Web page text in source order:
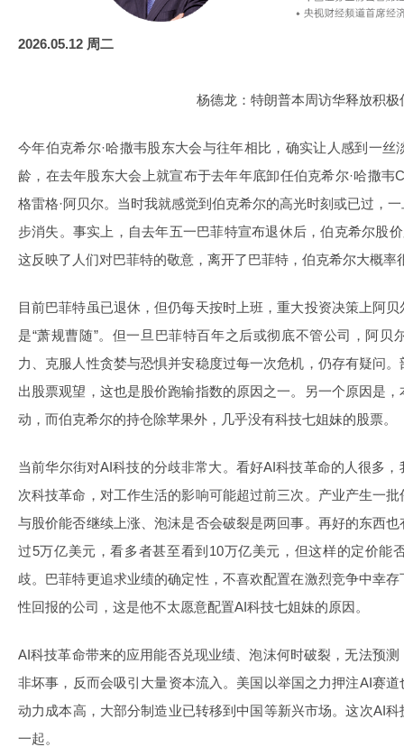
2026.05.12 周二
杨德龙：特朗普本周访华释放积极
今年伯克希尔·哈撒韦股东大会与往年相比，确实让人感到一丝
龄，在去年股东大会上就宣布于去年年底卸任伯克希尔·哈撒韦
格雷格·阿贝尔。当时我就感觉到伯克希尔的高光时刻或已过，
步消失。事实上，自去年五一巴菲特宣布退休后，伯克希尔股
这反映了人们对巴菲特的敬意，离开了巴菲特，伯克希尔大概率
目前巴菲特虽已退休，但仍每天按时上班，重大投资决策上阿
是“萧规曹随”。但一旦巴菲特百年之后或彻底不管公司，阿贝
力、克服人性贪婪与恐惧并安稳度过每一次危机，仍存有疑问
出股票观望，这也是股价跑输指数的原因之一。另一个原因是
动，而伯克希尔的持仓除苹果外，几乎没有科技七姐妹的股票。
当前华尔街对AI科技的分歧非常大。看好AI科技革命的人很多
次科技革命，对工作生活的影响可能超过前三次。产业产生一
与股价能否继续上涨、泡沫是否会破裂是两回事。再好的东西
过5万亿美元，看多者甚至看到10万亿美元，但这样的定价能
歧。巴菲特更追求业绩的确定性，不喜欢配置在激烈竞争中幸
性回报的公司，这是他不太愿意配置AI科技七姐妹的原因。
AI科技革命带来的应用能否兑现业绩、泡沫何时破裂，无法预
非坏事，反而会吸引大量资本流入。美国以举国之力押注AI赛
动力成本高，大部分制造业已转移到中国等新兴市场。这次AI
一起。